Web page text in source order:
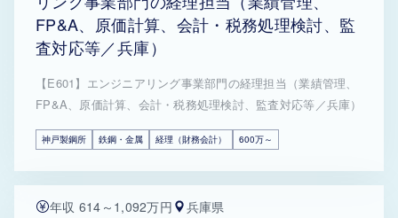
FP&A、原価計算、会計・税務処理検討、監
査対応等／兵庫）
【E601】エンジニアリング事業部門の経理担当（業績管理、
FP&A、原価計算、会計・税務処理検討、監査対応等／兵庫）
神戸製鋼所 鉄鋼・金属 経理（財務会計） 600万～
年収 614～1,092万円 兵庫県